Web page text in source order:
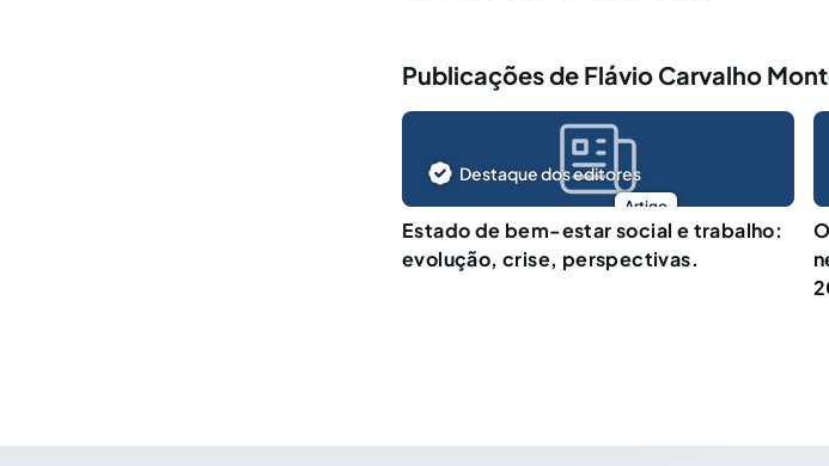
Publicações de Flávio Carvalho
Artigo
Destaque dos editores
Estado de bem-estar social e trabalho:
evolução, crise, perspectivas.